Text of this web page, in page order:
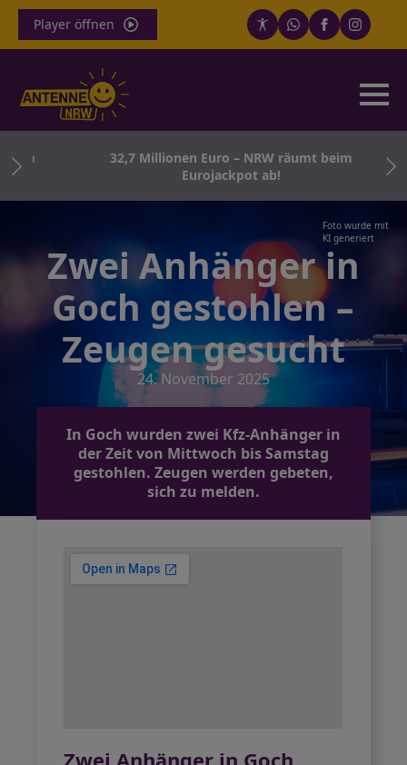
Player öffnen
32,7 Millionen Euro – NRW räumt beim
Eurojackpot ab!
Foto wurde mit
KI generiert
Zwei Anhänger in
Goch gestohlen –
Zeugen gesucht
24. November 2025
In Goch wurden zwei Kfz-Anhänger in
der Zeit von Mittwoch bis Samstag
gestohlen. Zeugen werden gebeten,
sich zu melden.
Zwei Anhänger in Goch